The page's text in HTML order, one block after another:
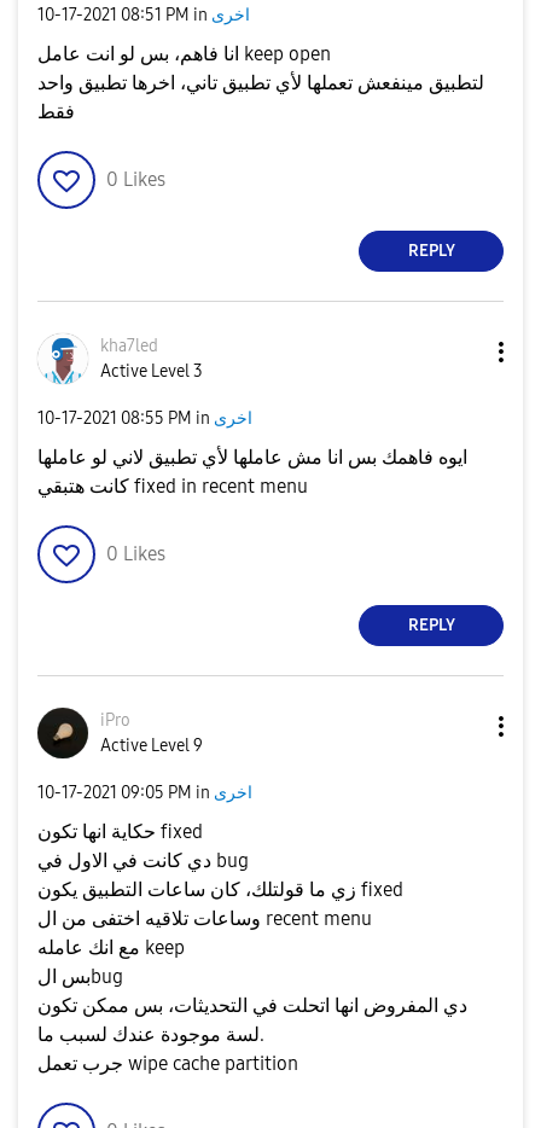
‎10-17-2021 08:51 PM in اخرى
انا فاهم، بس لو انت عامل keep open
لتطبيق مينفعش تعملها لأي تطبيق تاني، اخرها تطبيق واحد
فقط
0 Likes
REPLY
kha7led
Active Level 3
‎10-17-2021 08:55 PM in اخرى
ايوه فاهمك بس انا مش عاملها لأي تطبيق لاني لو عاملها
كانت هتبقي fixed in recent menu
0 Likes
REPLY
iPro
Active Level 9
‎10-17-2021 09:05 PM in اخرى
حكاية انها تكون fixed
دي كانت في الاول في bug
زي ما قولتلك، كان ساعات التطبيق يكون fixed
وساعات تلاقيه اختفى من ال recent menu
مع انك عامله keep
بس الbug
دي المفروض انها اتحلت في التحديثات، بس ممكن تكون
لسة موجودة عندك لسبب ما.
جرب تعمل wipe cache partition